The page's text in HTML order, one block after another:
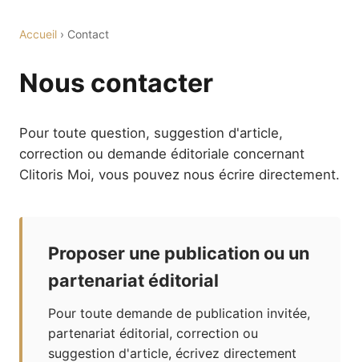
Accueil › Contact
Nous contacter
Pour toute question, suggestion d'article,
correction ou demande éditoriale concernant
Clitoris Moi, vous pouvez nous écrire directement.
Proposer une publication ou un
partenariat éditorial
Pour toute demande de publication invitée,
partenariat éditorial, correction ou
suggestion d'article, écrivez directement